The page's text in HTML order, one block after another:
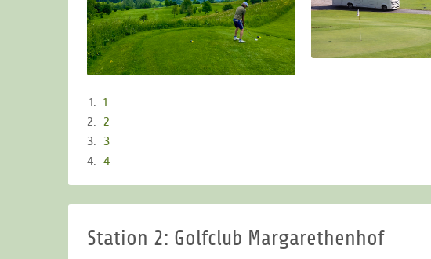
1
2
3
4
Station 2: Golfclub Margarethenhof